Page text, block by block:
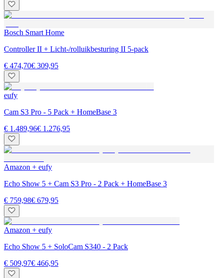
Bosch Smart Home
Controller II + Licht-/rolluikbesturing II 5-pack
€ 474,70€ 309,95
eufy
Cam S3 Pro - 5 Pack + HomeBase 3
€ 1.489,96€ 1.276,95
Amazon + eufy
Echo Show 5 + Cam S3 Pro - 2 Pack + HomeBase 3
€ 759,98€ 679,95
Amazon + eufy
Echo Show 5 + SoloCam S340 - 2 Pack
€ 509,97€ 466,95